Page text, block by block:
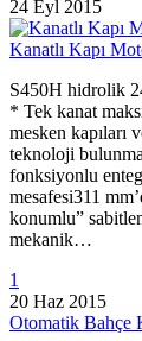
24 Eyl 2015
Kanatlı Kapı
S450H hidrolik
* Tek kanat
mesken kapıları
teknoloji
fonksiyonlu
mesafesi311
konumlu”
mekanik…
1
20 Haz 2015
Otomatik Bahçe